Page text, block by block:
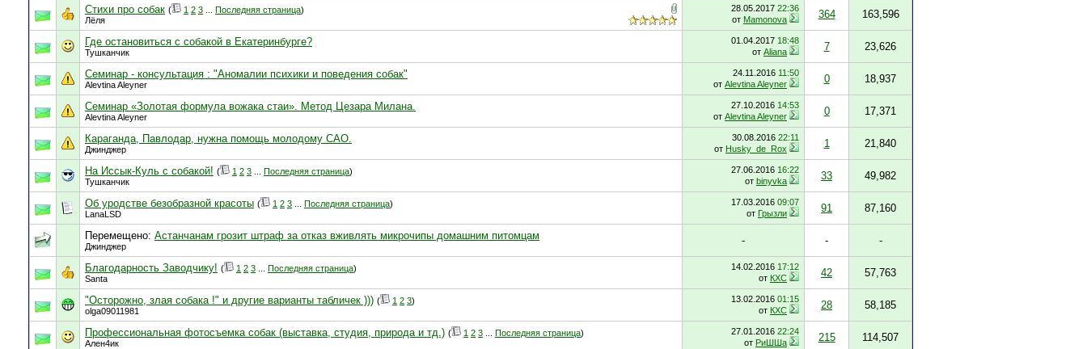
Стихи про собак ( 1 2 3 Последняя страница)
Лёля
28.05.2017 22:36
от Mamonova 364 163,596
Где остановиться с собакой в Екатеринбурге?
Тушканчик
01.04.2017 18:48
от Aliana 7 23,626
Семинар - консультация : "Аномалии психики и поведения собак"
Alevtina Aleyner
24.11.2016 11:50
от Alevtina Aleyner 0 18,937
Семинар «Золотая формула вожака стаи». Метод Цезара Милана.
Alevtina Aleyner
27.10.2016 14:53
от Alevtina Aleyner 0 17,371
Караганда, Павлодар, нужна помощь молодому САО.
Джинджер
30.08.2016 22:11
от Husky_de_Rox 1 21,840
На Иссык-Куль с собакой! ( 1 2 3 Последняя страница)
Тушканчик
27.06.2016 16:22
от binyvka 33 49,982
Об уродстве безобразной красоты ( 1 2 3 Последняя страница)
LanaLSD
17.03.2016 09:07
от Грызли 91 87,160
Перемещено: Астанчанам грозит штраф за отказ вживлять микрочипы домашним питомцам
Джинджер - - -
Благодарность Заводчику! ( 1 2 3 Последняя страница)
Santa
14.02.2016 17:12
от КХС 42 57,763
"Осторожно, злая собака !" и другие варианты табличек ))) ( 1 2 3)
olga09011981
13.02.2016 01:15
от КХС 28 58,185
Профессиональная фотосъемка собак (выставка, студия, природа и тд.) ( 1 2 3 Последняя страница)
Ален4ик
27.01.2016 22:24
от РиШШа 215 114,507